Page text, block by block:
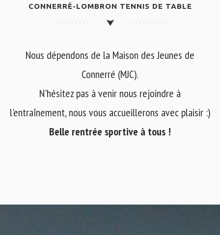
CONNERRÉ-LOMBRON TENNIS DE TABLE
Nous dépendons de la Maison des Jeunes de
Connerré (MJC).
N'hésitez pas à venir nous rejoindre à
l'entraînement, nous vous accueillerons avec plaisir :)
Belle rentrée sportive à tous !